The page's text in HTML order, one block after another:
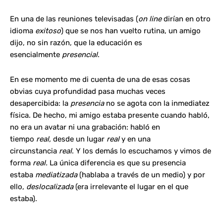
En una de las reuniones televisadas (on linedirían en otro
idioma exitoso) que se nos han vuelto rutina, un amigo
dijo, no sin razón, que la educación es
esencialmente presencial.
En ese momento me di cuenta de una de esas cosas
obvias cuya profundidad pasa muchas veces
desapercibida: la presenciano se agota con la inmediatez
física. De hecho, mi amigo estaba presente cuando habló,
no era un avatar ni una grabación: habló en
tiempo real, desde un lugar realy en una
circunstancia real. Y los demás lo escuchamos y vimos de
forma real. La única diferencia es que su presencia
estaba mediatizada(hablaba a través de un medio) y por
ello, deslocalizada(era irrelevante el lugar en el que
estaba).